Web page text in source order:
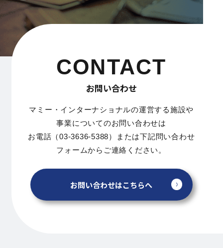
CONTACT
お問い合わせ
マミー・インターナショナルの運営する施設や
事業についてのお問い合わせは
お電話（03-3636-5388）または下記問い合わせ
フォームからご連絡ください。
お問い合わせはこちらへ